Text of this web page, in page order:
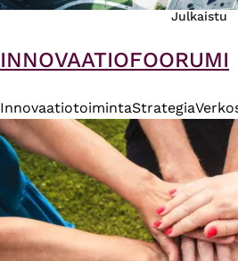
Julkaistu
INNOVAATIOFOORUMI
InnovaatiotoimintaStrategia